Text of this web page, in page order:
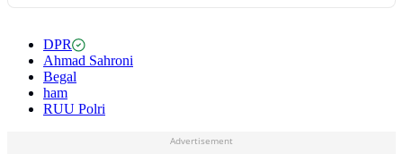
DPR
Ahmad Sahroni
Begal
ham
RUU Polri
Advertisement